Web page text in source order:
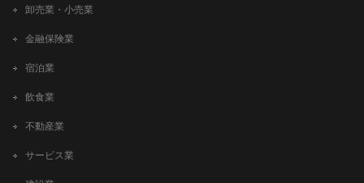
卸売業・小売業
金融保険業
宿泊業
飲食業
不動産業
サービス業